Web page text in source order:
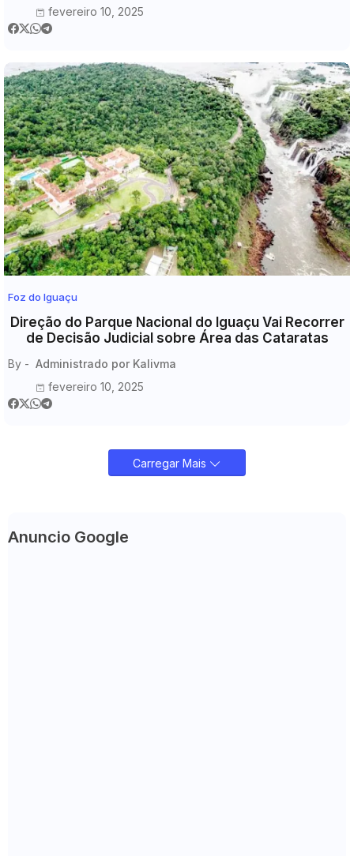
fevereiro 10, 2025
Foz do Iguaçu
Direção do Parque Nacional do Iguaçu Vai Recorrer
de Decisão Judicial sobre Área das Cataratas
By - Administrado por Kalivma
fevereiro 10, 2025
Carregar Mais
Anuncio Google